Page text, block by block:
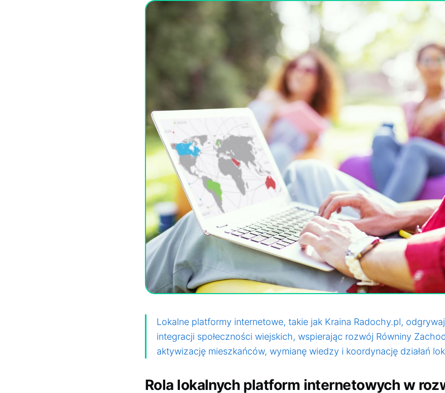
Lokalne platformy internetowe, takie jak Kraina Radochy.pl,
integracji społeczności wiejskich, wspierając rozwój Równiny
aktywizację mieszkańców, wymianę wiedzy i koordynację działań
Rola lokalnych platform internetowych w